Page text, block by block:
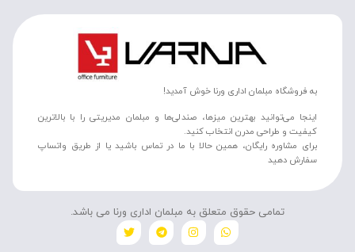
به فروشگاه مبلمان اداری ورنا خوش آمدید!
اینجا می‌توانید بهترین میزها، صندلی‌ها و مبلمان مدیریتی را با بالاترین
کیفیت و طراحی مدرن انتخاب کنید.
برای مشاوره رایگان، همین حالا با ما در تماس باشید یا از طریق واتساپ
سفارش دهید
تمامی حقوق متعلق به مبلمان اداری ورنا می باشد.